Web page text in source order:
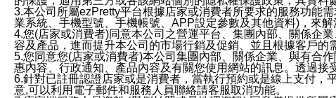
3.本公司所屬ezPretty平台根據店家或消費者所要求的服務功能
業系統、手機型號、手機帳號、APP設定參數及其他資料)，來
4.您(店家或消費者)同意本公司之營運平台、集團內部、關係企
容及產品，進而提升本公司的市場行銷及促銷、並且根據客戶
5.您同意您(店家或消費者)本公司集團內部、關係企業、與有合
惠內容、行政通知、產品內容及有關您使用網站的訊息。透過
6.針對已註冊認證店家或是消費者，當執行預約或是線上支付
意,可以利用電子郵件和服務人員聯絡請客服取消功能。